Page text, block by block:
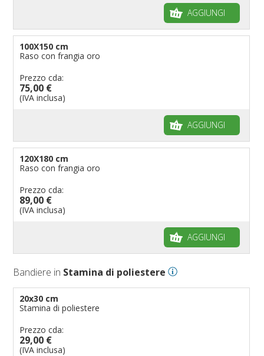
AGGIUNGI
100X150 cm
Raso con frangia oro
Prezzo cda:
75,00 €
(IVA inclusa)
AGGIUNGI
120X180 cm
Raso con frangia oro
Prezzo cda:
89,00 €
(IVA inclusa)
AGGIUNGI
Bandiere in Stamina di poliestere
20x30 cm
Stamina di poliestere
Prezzo cda:
29,00 €
(IVA inclusa)